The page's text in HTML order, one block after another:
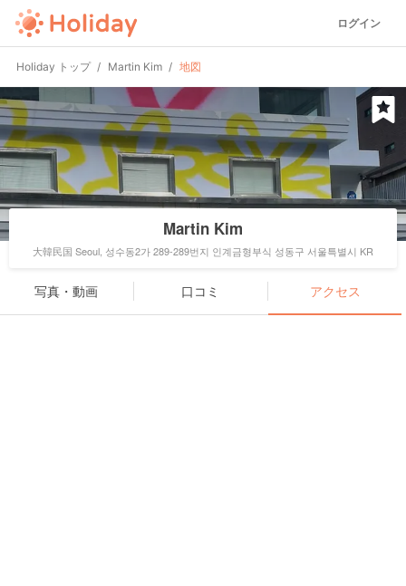
ログイン
Holiday トップ Martin Kim 地図
Martin Kim
大韓民国 Seoul, 성수동2가 289-289번지 인계금형부식 성동구 서울특별시 KR
写真・動画 口コミ アクセス